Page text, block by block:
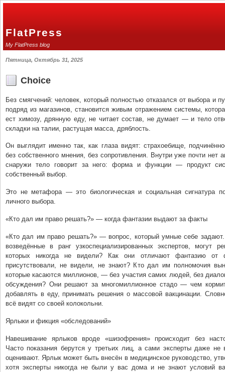
FlatPress
My FlatPress blog
Пятница, Октябрь 31, 2025
Choice
Без смягчений: человек, который полностью отказался от выбора и
подряд из магазинов, становится живым отражением системы,
ест химозу, дрянную еду, не читает состав, не думает — и тело
складки на талии, растущая масса, дряблость.
Он выглядит именно так, как глаза видят: страхоебище,
без собственного мнения, без сопротивления. Внутри уже почти нет
снаружи тело говорит за него: форма и функции — продукт
собственный выбор.
Это не метафора — это биологическая и социальная сигнатура
личного выбора.
«Кто дал им право решать?» — когда фантазии выдают за факты
«Кто дал им право решать?» — вопрос, который умные себе
возведённые в ранг узкоспециализированных экспертов, могут
которых никогда не видели? Как они отличают фантазию от
присутствовали, не видели, не знают? Кто дал им полномочия
которые касаются миллионов, — без участия самих людей, без
обсуждения? Они решают за многомиллионное стадо — чем
добавлять в еду, принимать решения о массовой вакцинации.
всё видят со своей колокольни.
Ярлыки и фикция «обследований»
Навешивание ярлыков вроде «шизофрения» происходит без
Часто показания берутся у третьих лиц, а сами эксперты даже не
оценивают. Ярлык может быть внесён в медицинское руководство,
хотя эксперты никогда не были у вас дома и не знают условий